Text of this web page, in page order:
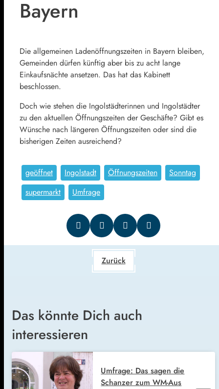
Bayern
Die allgemeinen Ladenöffnungszeiten in Bayern bleiben,
Gemeinden dürfen künftig aber bis zu acht lange
Einkaufsnächte ansetzen. Das hat das Kabinett
beschlossen.
Doch wie stehen die Ingolstädterinnen und Ingolstädter
zu den aktuellen Öffnungszeiten der Geschäfte? Gibt es
Wünsche nach längeren Öffnungszeiten oder sind die
bisherigen Zeiten ausreichend?
geöffnet Ingolstadt Öffnungszeiten
Sonntag
supermarkt
Umfrage
Zurück
Das könnte Dich auch
interessieren
Umfrage: Das sagen die
Schanzer zum WM-Aus